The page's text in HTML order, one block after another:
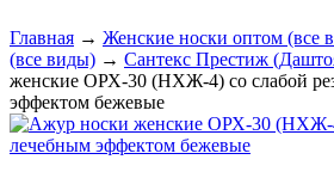
Главная → Женские носки оптом (все
(все виды) → Сантекс Престиж
женские ОРХ-30 (НХЖ-4) со слабой
эффектом бежевые